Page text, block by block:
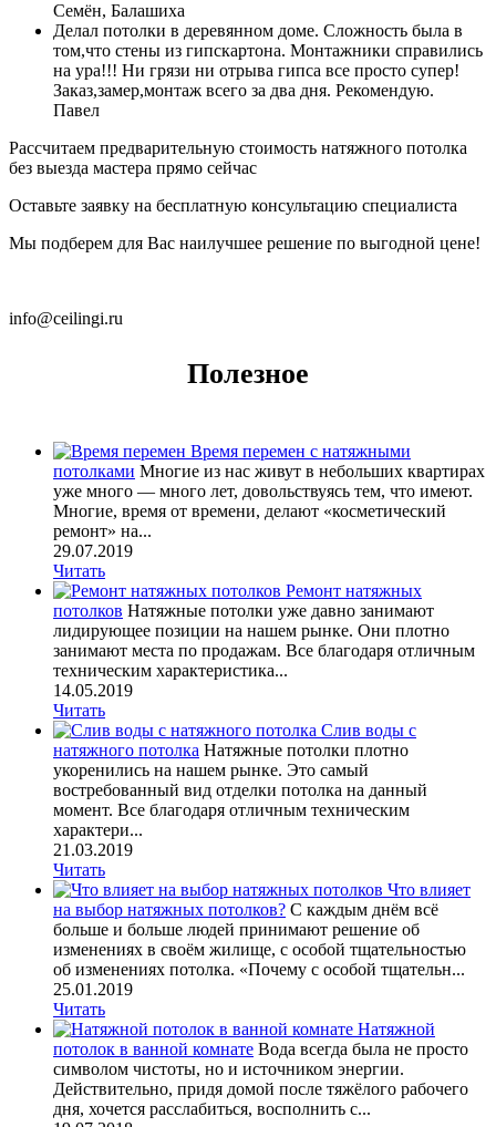
Семён, Балашиха
Делал потолки в деревянном доме. Сложность была в
том,что стены из гипскартона. Монтажники справились
на ура!!! Ни грязи ни отрыва гипса все просто супер!
Заказ,замер,монтаж всего за два дня. Рекомендую.
Павел
Рассчитаем предварительную стоимость натяжного потолка
без выезда мастера прямо сейчас
Оставьте заявку на бесплатную консультацию специалиста
Мы подберем для Вас наилучшее решение по выгодной цене!
info@ceilingi.ru
Полезное
Время перемен с натяжными
потолками Многие из нас живут в небольших квартирах
уже много — много лет, довольствуясь тем, что имеют.
Многие, время от времени, делают «косметический
ремонт» на...
29.07.2019
Читать
Ремонт натяжных
потолков Натяжные потолки уже давно занимают
лидирующее позиции на нашем рынке. Они плотно
занимают места по продажам. Все благодаря отличным
техническим характеристика...
14.05.2019
Читать
Слив воды с
натяжного потолка Натяжные потолки плотно
укоренились на нашем рынке. Это самый
востребованный вид отделки потолка на данный
момент. Все благодаря отличным техническим
характери...
21.03.2019
Читать
Что влияет
на выбор натяжных потолков? С каждым днём всё
больше и больше людей принимают решение об
изменениях в своём жилище, с особой тщательностью
об изменениях потолка. «Почему с особой тщательн...
25.01.2019
Читать
Натяжной
потолок в ванной комнате Вода всегда была не просто
символом чистоты, но и источником энергии.
Действительно, придя домой после тяжёлого рабочего
дня, хочется расслабиться, восполнить с...